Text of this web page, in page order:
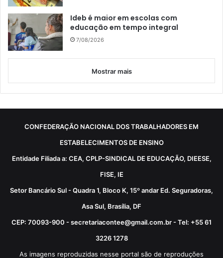
Ideb é maior em escolas com
educação em tempo integral
7/08/2026
Mostrar mais
CONFEDERAÇÃO NACIONAL DOS TRABALHADORES EM
ESTABELECIMENTOS DE ENSINO
Entidade Filiada a: CEA, CPLP-SINDICAL DE EDUCAÇÃO, DIEESE,
FISE, IE
Setor Bancário Sul - Quadra 1, Bloco K, 15º andar Ed. Seguradoras,
Asa Sul, Brasília, DF
CEP: 70093-900 - secretariacontee@gmail.com.br - Tel: +55 61
3226 1278
As imagens reproduzidas nesse portal são de reproduções